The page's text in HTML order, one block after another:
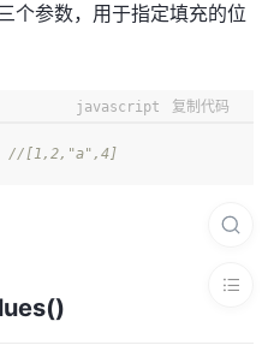
个参数，用于指定填充的位
javascript 复制代码
//[1,2,"a",4]